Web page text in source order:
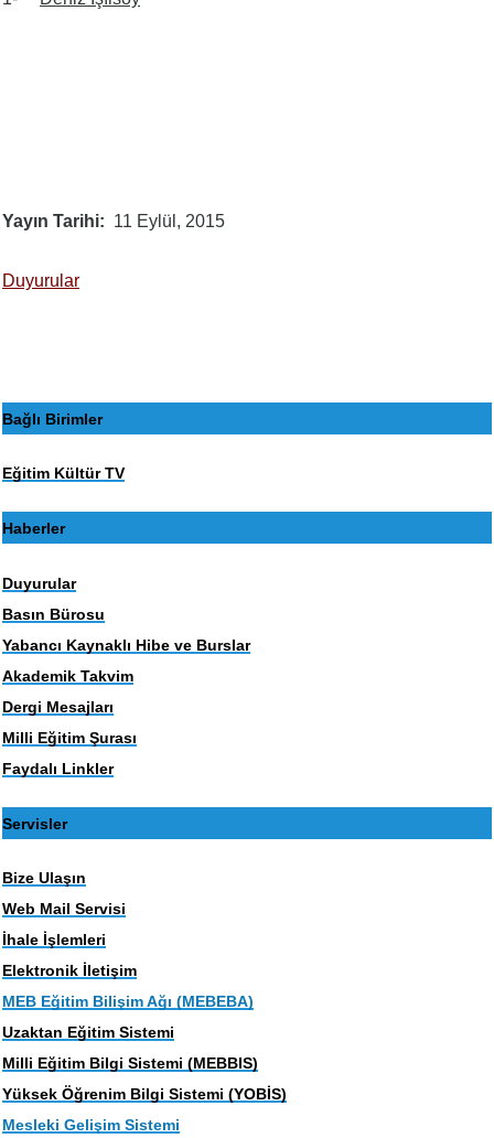
Yayın Tarihi 11 Eylül, 2015
Duyurular
Bağlı Birimler
Eğitim Kültür TV
Haberler
Duyurular
Basın Bürosu
Yabancı Kaynaklı Hibe ve Burslar
Akademik Takvim
Dergi Mesajları
Milli Eğitim Şurası
Faydalı Linkler
Servisler
Bize Ulaşın
Web Mail Servisi
İhale İşlemleri
Elektronik İletişim
MEB Eğitim Bilişim Ağı (MEBEBA)
Uzaktan Eğitim Sistemi
Milli Eğitim Bilgi Sistemi (MEBBIS)
Yüksek Öğrenim Bilgi Sistemi (YOBİS)
Mesleki Gelişim Sistemi